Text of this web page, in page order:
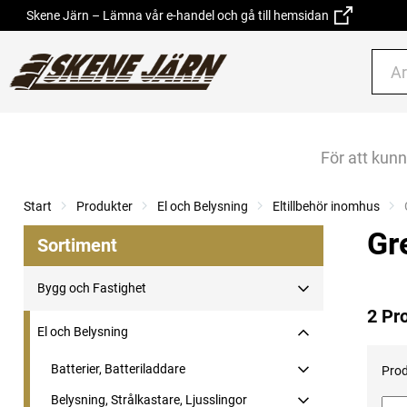
Skene Järn – Lämna vår e-handel och gå till hemsidan
För att
Start Produkter El och Belysning Eltillbehör inomhus
Sortiment
Bygg och Fastighet
El och Belysning
Batterier, Batteriladdare
Belysning, Strålkastare, Ljusslingor
2